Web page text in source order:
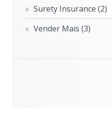
Surety Insurance(2)
Vender Mais(3)